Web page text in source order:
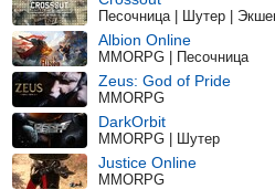
Песочница | Шутер |
Albion Online
MMORPG | Песочница
Zeus: God of Pride
MMORPG
DarkOrbit
MMORPG | Шутер
Justice Online
MMORPG